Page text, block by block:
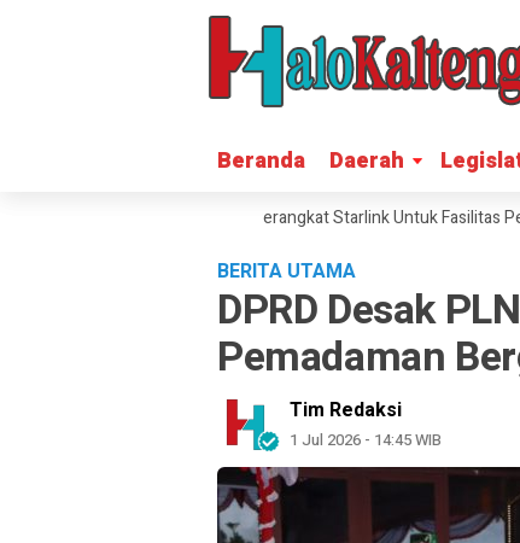
Beranda Daerah
Beranda Daerah
Katingan Terima 287 Perangkat Starlink Untuk Fasilitas
BERITA UTAMA
DPRD Desak
Pemadaman
Tim Redaksi
1 Jul 2026 - 14:45 WIB